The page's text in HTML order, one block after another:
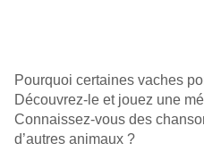
Pourquoi certaines vaches
Découvrez-le et jouez une
Connaissez-vous des
d’autres animaux ?